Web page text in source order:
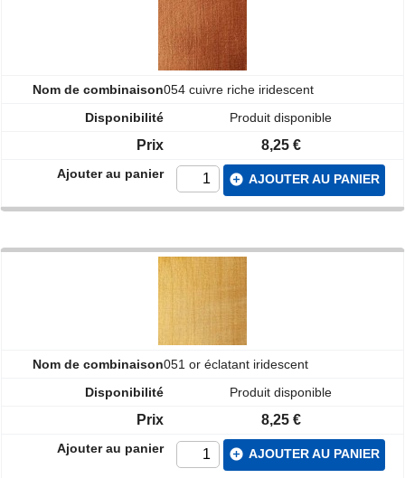
054 cuivre riche iridescent
Produit disponible
8,25 €
add_circle AJOUTER AU PANIER
051 or éclatant iridescent
Produit disponible
8,25 €
add_circle AJOUTER AU PANIER